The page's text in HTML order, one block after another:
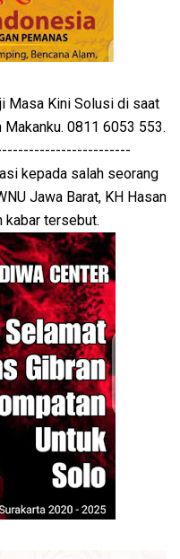
Masa Kini Solusi di saat
0811 6053 553.
kepada salah seorang
Jawa Barat, KH Hasan
kabar tersebut.